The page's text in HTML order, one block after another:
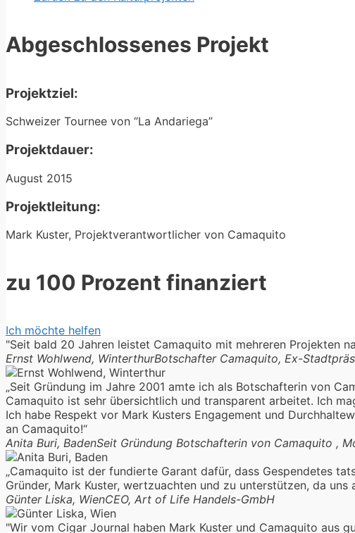
Abgeschlossenes Projekt
Projektziel:
Schweizer Tournee von “La Andariega”
Projektdauer:
August 2015
Projektleitung:
Mark Kuster, Projektverantwortlicher von Camaquito
zu 100 Prozent finanziert
Ich möchte helfen
"Seit bald 20 Jahren leistet Camaquito mit mehreren Projekten
Ernst Wohlwend, WinterthurBotschafter Camaquito, Ex-
„Seit Gründung im Jahre 2001 amte ich als Botschafterin von
Camaquito ist sehr übersichtlich und transparent arbeitet. Ich
Ich habe Respekt vor Mark Kusters Engagement und
an Camaquito!“
Anita Buri, BadenSeit Gründung Botschafterin von Camaquito ,
„Camaquito ist der fundierte Garant dafür, dass Gespendetes
Gründer, Mark Kuster, wertzuachten und zu unterstützen, da
Günter Liska, WienCEO, Art of Life Handels-GmbH
"Wir vom Cigar Journal haben Mark Kuster und Camaquito aus